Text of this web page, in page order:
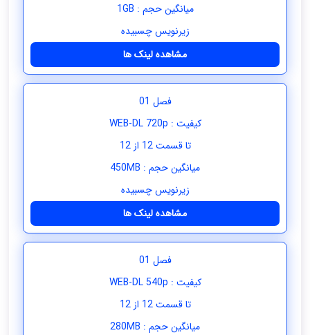
میانگین حجم : 1GB
زیرنویس چسبیده
مشاهده لینک ها
فصل 01
کیفیت : WEB-DL 720p
تا قسمت 12 از 12
میانگین حجم : 450MB
زیرنویس چسبیده
مشاهده لینک ها
فصل 01
کیفیت : WEB-DL 540p
تا قسمت 12 از 12
میانگین حجم : 280MB